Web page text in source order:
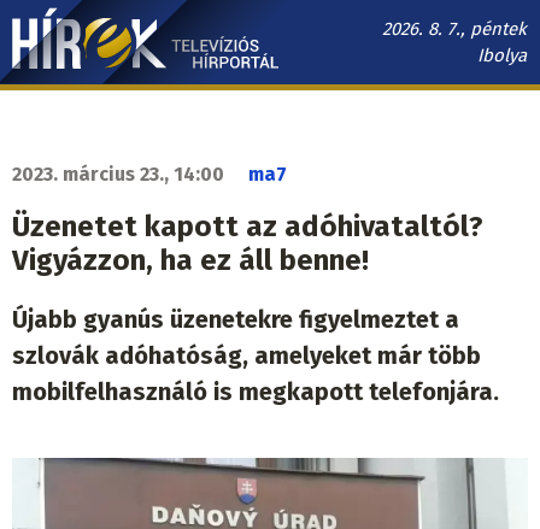
Ugrás
tartalomra
2026. 8. 7., péntek
Ibolya
Hírek.sk
navigáció
2023. március 23., 14:00 ma7
Üzenetet kapott az adóhivataltól?
Vigyázzon, ha ez áll benne!
Újabb gyanús üzenetekre figyelmeztet a
szlovák adóhatóság, amelyeket már több
mobilfelhasználó is megkapott telefonjára.